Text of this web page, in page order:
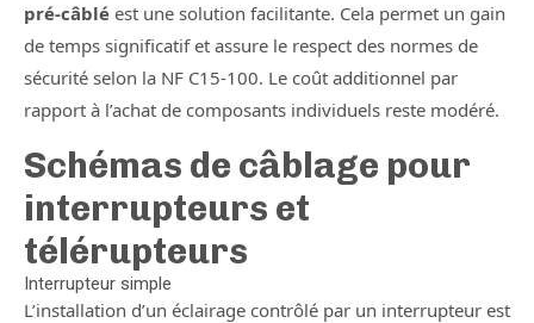
pré-câblé est une solution facilitante. Cela permet un gain
de temps significatif et assure le respect des normes de
sécurité selon la NF C15-100. Le coût additionnel par
rapport à l’achat de composants individuels reste modéré.
Schémas de câblage pour
interrupteurs et
télérupteurs
Interrupteur simple
L’installation d’un éclairage contrôlé par un interrupteur est